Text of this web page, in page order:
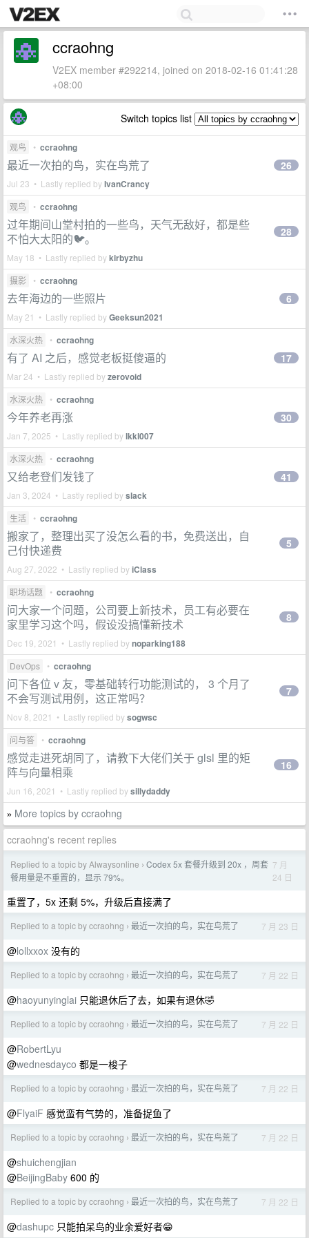
ccraohng
V2EX member #292214, joined on 2018-02-16 01:41:28
+08:00
Switch topics list
观鸟 • ccraohng
最近一次拍的鸟，实在鸟荒了
Jul 23 • Lastly replied byIvanCrancy
26
观鸟 • ccraohng
过年期间山堂村拍的一些鸟，天气无敌好，都是些
不怕大太阳的🐦。
May 18 • Lastly replied bykirbyzhu
28
摄影 • ccraohng
去年海边的一些照片
May 21 • Lastly replied byGeeksun2021
6
水深火热 • ccraohng
有了 AI 之后，感觉老板挺傻逼的
Mar 24 • Lastly replied byzerovoid
17
水深火热 • ccraohng
今年养老再涨
Jan 7, 2025 • Lastly replied bylkkl007
30
水深火热 • ccraohng
又给老登们发钱了
Jan 3, 2024 • Lastly replied byslack
41
生活 • ccraohng
搬家了，整理出买了没怎么看的书，免费送出，自
己付快递费
Aug 27, 2022 • Lastly replied byiClass
5
职场话题 • ccraohng
问大家一个问题，公司要上新技术，员工有必要在
家里学习这个吗，假设没搞懂新技术
Dec 19, 2021 • Lastly replied bynoparking188
8
DevOps • ccraohng
问下各位 v 友，零基础转行功能测试的， 3 个月了
不会写测试用例，这正常吗？
Nov 8, 2021 • Lastly replied bysogwsc
7
问与答 • ccraohng
感觉走进死胡同了，请教下大佬们关于 glsl 里的矩
阵与向量相乘
Jun 16, 2021 • Lastly replied bysillydaddy
16
» More topics by ccraohng
ccraohng's recent replies
Replied to a topic by Alwaysonline › Codex 5x 套餐升级到 20x ，周套
餐用量是不重置的，显示 79%。
7 月
24 日
重置了，5x 还剩 5%，升级后直接满了
Replied to a topic by ccraohng › 最近一次拍的鸟，实在鸟荒了 7 月 23 日
@lollxxox 没有的
Replied to a topic by ccraohng › 最近一次拍的鸟，实在鸟荒了 7 月 22 日
@haoyunyinglai 只能退休后了去，如果有退休🤣
Replied to a topic by ccraohng › 最近一次拍的鸟，实在鸟荒了 7 月 22 日
@RobertLyu
@wednesdayco 都是一梭子
Replied to a topic by ccraohng › 最近一次拍的鸟，实在鸟荒了 7 月 22 日
@FlyaiF 感觉蛮有气势的，准备捉鱼了
Replied to a topic by ccraohng › 最近一次拍的鸟，实在鸟荒了 7 月 22 日
@shuichengjian
@BeijingBaby 600 的
Replied to a topic by ccraohng › 最近一次拍的鸟，实在鸟荒了 7 月 22 日
@dashupc 只能拍呆鸟的业余爱好者😁